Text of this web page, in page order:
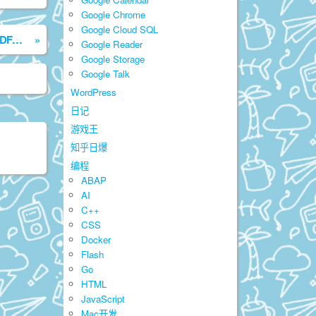
将ABAP报表结果导出为PDF文件 »
Google Chrome
Google Cloud SQL
Google Reader
Google Storage
Google Talk
WordPress
日记
游戏王
知乎日爆
编程
ABAP
AI
C++
CSS
Docker
Flash
Go
HTML
JavaScript